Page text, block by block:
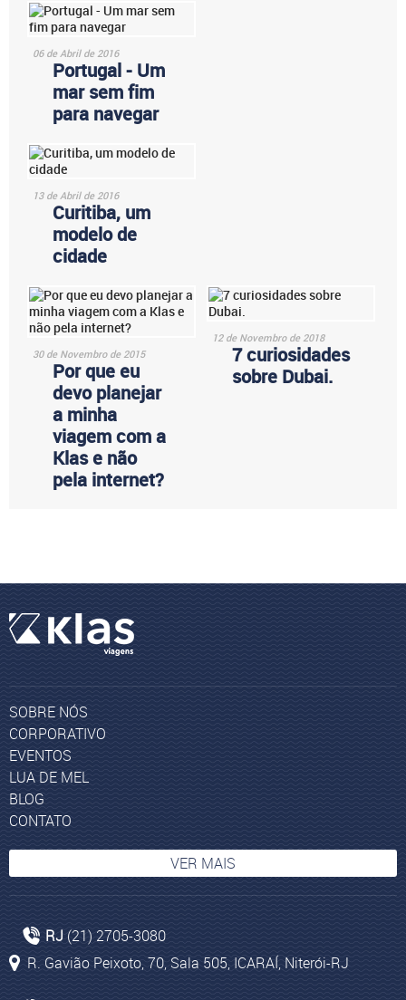
06 de Abril de 2016
Portugal - Um
mar sem fim
para navegar
13 de Abril de 2016
Curitiba, um
modelo de
cidade
30 de Novembro de 2015
Por que eu
devo planejar
a minha
viagem com a
Klas e não
pela internet?
12 de Novembro de 2018
7 curiosidades
sobre Dubai.
SOBRE NÓS
CORPORATIVO
EVENTOS
LUA DE MEL
BLOG
CONTATO
VER MAIS
Pacotes de viagem para África do Sul
Toscana
RJ (21) 2705-3080
R. Gavião Peixoto, 70, Sala 505, ICARAÍ, Niterói-RJ